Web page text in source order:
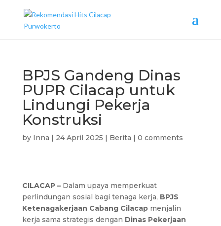
BPJS Gandeng Dinas
PUPR Cilacap untuk
Lindungi Pekerja
Konstruksi
by Inna | 24 April 2025 | Berita | 0 comments
CILACAP –Dalam upaya memperkuat
perlindungan sosial bagi tenaga kerja, BPJS
Ketenagakerjaan Cabang Cilacapmenjalin
kerja sama strategis dengan Dinas Pekerjaan